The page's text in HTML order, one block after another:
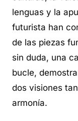
lenguas y la
futurista han
de las piezas
sin duda, una
bucle,
dos visiones
armonía.